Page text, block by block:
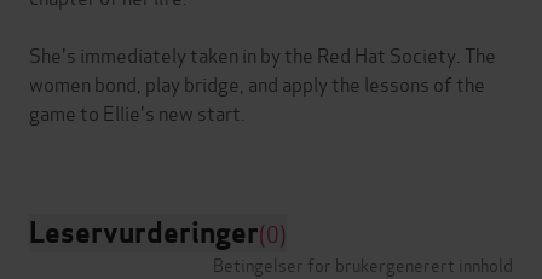
She's immediately taken in by the Red Hat Society. The
women bond, play bridge, and apply the lessons of the
game to Ellie's new start.
Leservurderinger(0)
Betingelser for brukergenerert innhold